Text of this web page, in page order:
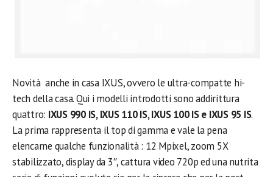
Novità anche in casa IXUS, ovvero le ultra-compatte hi-
tech della casa. Qui i modelli introdotti sono addirittura
quattro: IXUS 990 IS, IXUS 110 IS, IXUS 100 IS e IXUS 95 IS.
La prima rappresenta il top di gamma e vale la pena
elencarne qualche funzionalità : 12 Mpixel, zoom 5X
stabilizzato, display da 3″, cattura video 720p ed una nutrita